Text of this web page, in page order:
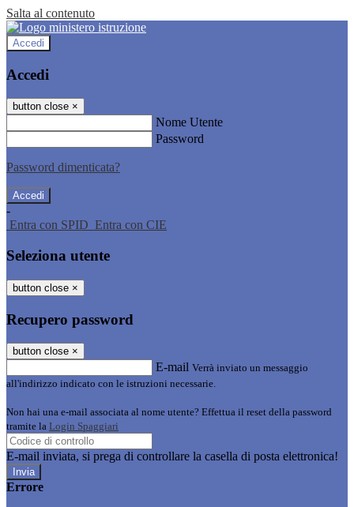
Salta al contenuto
Accedi
Accedi
button close ×
Nome Utente
Password
Password dimenticata?
-
Entra con SPID Entra con CIE
Seleziona utente
button close ×
Recupero password
button close ×
E-mail Verrà inviato un messaggio
all'indirizzo indicato con le istruzioni necessarie.
Non hai una e-mail associata al nome utente? Effettua il reset della password
tramite la Login Spaggiari
E-mail inviata, si prega di controllare la casella di posta elettronica!
Errore